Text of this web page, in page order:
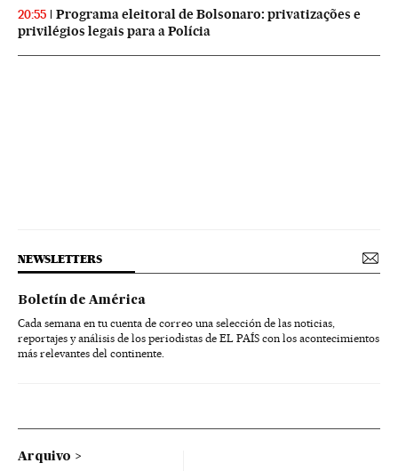
20:55
Programa eleitoral de Bolsonaro: privatizações e
privilégios legais para a Polícia
NEWSLETTERS
Boletín de América
Cada semana en tu cuenta de correo una selección de las noticias,
reportajes y análisis de los periodistas de EL PAÍS con los acontecimientos
más relevantes del continente.
Arquivo